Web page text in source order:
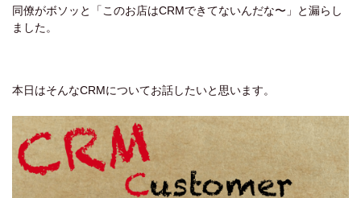
同僚がボソッと「このお店はCRMできてないんだな〜」と漏らし
ました。
本日はそんなCRMについてお話したいと思います。